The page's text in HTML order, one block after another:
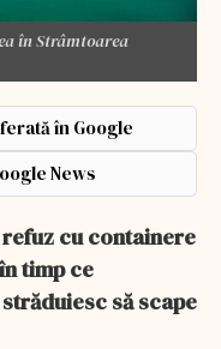
în Strâmtoarea
în Google
News
cu containere
timp ce
să scape